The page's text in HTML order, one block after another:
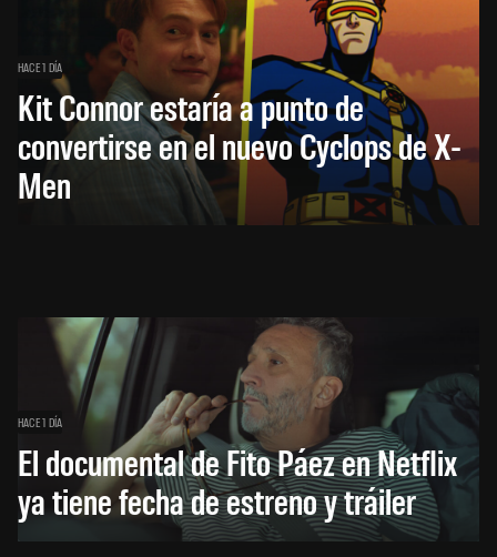
HACE 1 DÍA
Kit Connor estaría a punto de
convertirse en el nuevo Cyclops de X-
Men
HACE 1 DÍA
El documental de Fito Páez en Netflix
ya tiene fecha de estreno y tráiler